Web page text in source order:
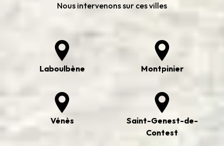
Nous intervenons sur ces villes
Laboulbène Montpinier
Vénès
Saint-Genest-de-
Contest